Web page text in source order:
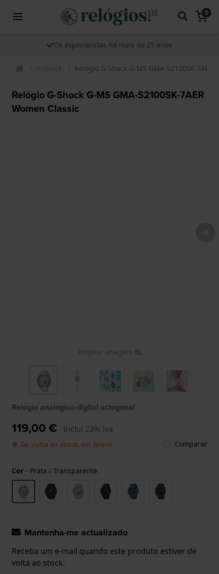
0
Os especialistas há mais de 25 anos
G-Shock Relógio G-Shock G-MS GMA-S2100SK-7AER
Relógio G-Shock G-MS GMA-S2100SK-7AER
Women Classic
Ampliar imagem
Relógio analógico-digital octogonal
119,00 € Inclui 23% Iva
● De volta ao stock em breve Comparar
Cor - Prata / Transparente
Mantenha-me actualizado
Receba um e-mail quando este produto estiver de
volta ao stock.